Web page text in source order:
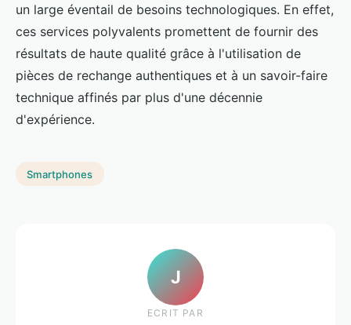
un large éventail de besoins technologiques. En effet,
ces services polyvalents promettent de fournir des
résultats de haute qualité grâce à l'utilisation de
pièces de rechange authentiques et à un savoir-faire
technique affinés par plus d'une décennie
d'expérience.
Smartphones
J
ECRIT PAR